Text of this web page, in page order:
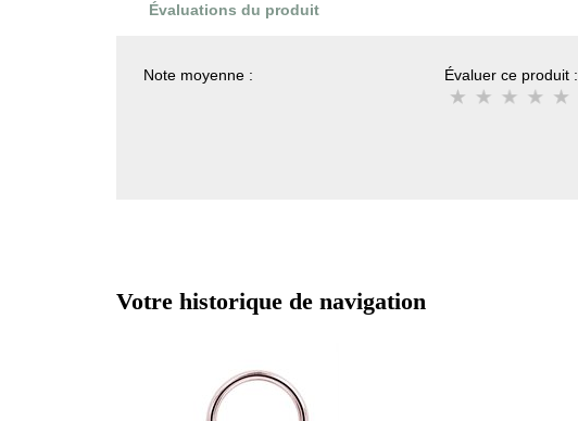
Évaluations du produit
Note moyenne : Évaluer ce produit :
Votre historique de navigation